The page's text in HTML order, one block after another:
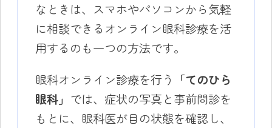
なときは、スマホやパソコンから気軽
に相談できるオンライン眼科診療を活
用するのも一つの方法です。
眼科オンライン診療を行う
「てのひら
眼科」 では、症状の写真と事前問診を
もとに、眼科医が目の状態を確認し、